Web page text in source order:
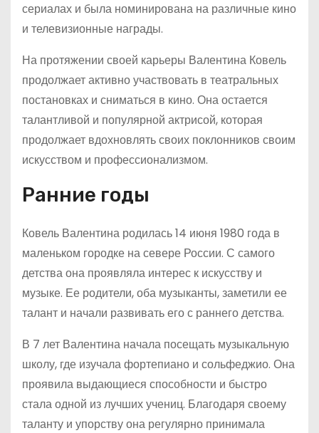
сериалах и была номинирована на различные кино
и телевизионные награды.
На протяжении своей карьеры Валентина Ковель
продолжает активно участвовать в театральных
постановках и сниматься в кино. Она остается
талантливой и популярной актрисой, которая
продолжает вдохновлять своих поклонников своим
искусством и профессионализмом.
Ранние годы
Ковель Валентина родилась 14 июня 1980 года в
маленьком городке на севере России. С самого
детства она проявляла интерес к искусству и
музыке. Ее родители, оба музыканты, заметили ее
талант и начали развивать его с раннего детства.
В 7 лет Валентина начала посещать музыкальную
школу, где изучала фортепиано и сольфеджио. Она
проявила выдающиеся способности и быстро
стала одной из лучших учениц. Благодаря своему
таланту и упорству она регулярно принимала